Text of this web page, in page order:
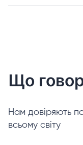
Що
Нам довіряють
всьому світу